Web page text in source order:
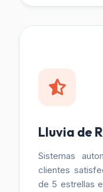
Lluvia de
Sistemas
clientes
de 5 estrellas